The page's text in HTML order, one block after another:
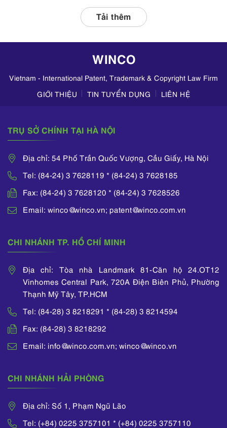
liên quan, tập
trung kiểm tra
Tải thêm
WINCO
Vietnam - International Patent, Trademark & Copyright Law Firm
GIỚI THIỆU
TIN TUYỂN DỤNG LIÊN HỆ
TRỤ SỞ CHÍNH TẠI HÀ NỘI
Địa chỉ: 54 Phố Trần Quốc Vượng, Cầu Giấy, Hà Nội
Tel: (84-24) 3 7628119 * (84-24) 3 7628185
Fax: (84-24) 3 7628120 * (84-24) 3 7628526
Email: winco@winco.vn; patent@winco.com.vn
CHI NHÁNH TP. HỒ CHÍ MINH
Địa chỉ: Tòa nhà Landmark 81-Căn hộ 24.OT12
Vinhomes Central Park, 720A Điện Biên Phủ, Phường
Thạnh Mỹ Tây, TP.HCM
Tel: (84-28) 3 8218291 * (84-28) 3 8214594
Fax: (84-28) 3 8218292
Email: info@winco.com.vn; winco@winco.vn
CHI NHÁNH HẢI PHÒNG
Địa chỉ: Số 1, Phạm Ngũ Lão
Tel: (+84) 0225 3757101 * (+84) 0225 3757110